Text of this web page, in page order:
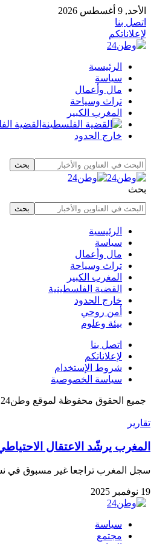
الأحد, 9 أغسطس 2026
اتصل بنا
لإعلاناتكم
الرئيسية
سياسة
مال وأعمال
تراث وسياحة
المغرب الكبير
القضية
خارج الحدود
بحث
الرئيسية
سياسة
مال وأعمال
تراث وسياحة
المغرب الكبير
القضية الفلسطينية
خارج الحدود
أمن روحي
بيئة وعلوم
اتصل بنا
لإعلاناتكم
شروط الإستخدام
سياسة الخصوصية
جميع الحقوق محفوظة لموقع وطن24 © 2025
تقارير
المغرب يرشّد الاعتقال
سجل المغرب تراجعا غير مسبوق في نسب
19 نوفمبر 2025
سياسة
مجتمع